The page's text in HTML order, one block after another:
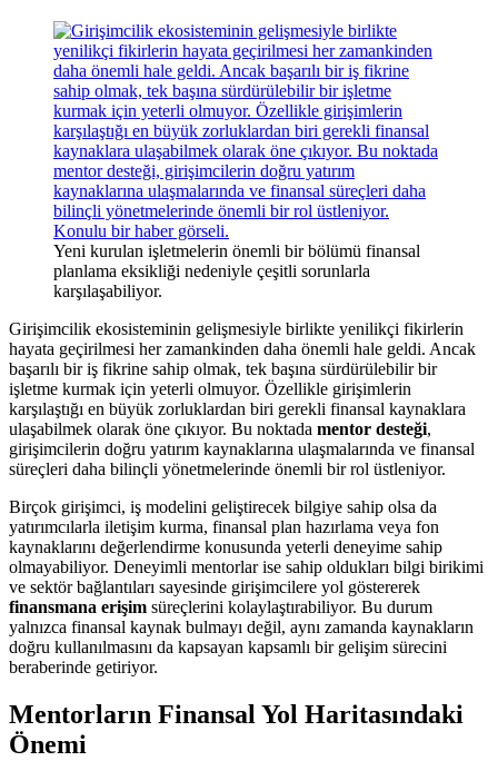
Yeni kurulan işletmelerin önemli bir bölümü finansal
planlama eksikliği nedeniyle çeşitli sorunlarla
karşılaşabiliyor.
Girişimcilik ekosisteminin gelişmesiyle birlikte yenilikçi fikirlerin
hayata geçirilmesi her zamankinden daha önemli hale geldi. Ancak
başarılı bir iş fikrine sahip olmak, tek başına sürdürülebilir bir
işletme kurmak için yeterli olmuyor. Özellikle girişimlerin
karşılaştığı en büyük zorluklardan biri gerekli finansal kaynaklara
ulaşabilmek olarak öne çıkıyor. Bu noktada mentor desteği,
girişimcilerin doğru yatırım kaynaklarına ulaşmalarında ve finansal
süreçleri daha bilinçli yönetmelerinde önemli bir rol üstleniyor.
Birçok girişimci, iş modelini geliştirecek bilgiye sahip olsa da
yatırımcılarla iletişim kurma, finansal plan hazırlama veya fon
kaynaklarını değerlendirme konusunda yeterli deneyime sahip
olmayabiliyor. Deneyimli mentorlar ise sahip oldukları bilgi birikimi
ve sektör bağlantıları sayesinde girişimcilere yol göstererek
finansmana erişim süreçlerini kolaylaştırabiliyor. Bu durum
yalnızca finansal kaynak bulmayı değil, aynı zamanda kaynakların
doğru kullanılmasını da kapsayan kapsamlı bir gelişim sürecini
beraberinde getiriyor.
Mentorların Finansal Yol Haritasındaki
Önemi